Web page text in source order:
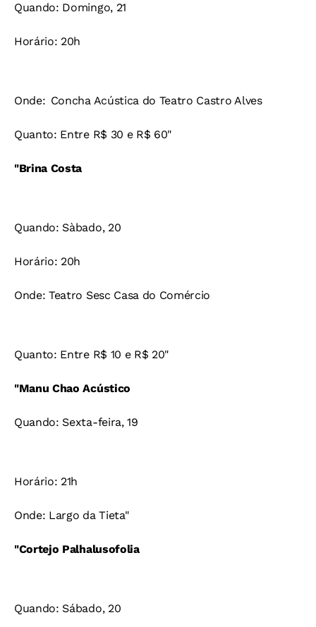
Quando: Domingo, 21
Horário: 20h
Onde: Concha Acústica do Teatro Castro Alves
Quanto: Entre R$ 30 e R$ 60"
"Brina Costa
Quando: Sàbado, 20
Horário: 20h
Onde: Teatro Sesc Casa do Comércio
Quanto: Entre R$ 10 e R$ 20"
"Manu Chao Acústico
Quando: Sexta-feira, 19
Horário: 21h
Onde: Largo da Tieta"
"Cortejo Palhalusofolia
Quando: Sábado, 20